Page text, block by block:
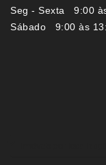
Seg - Sexta 9:00
Sábado 9:00 às